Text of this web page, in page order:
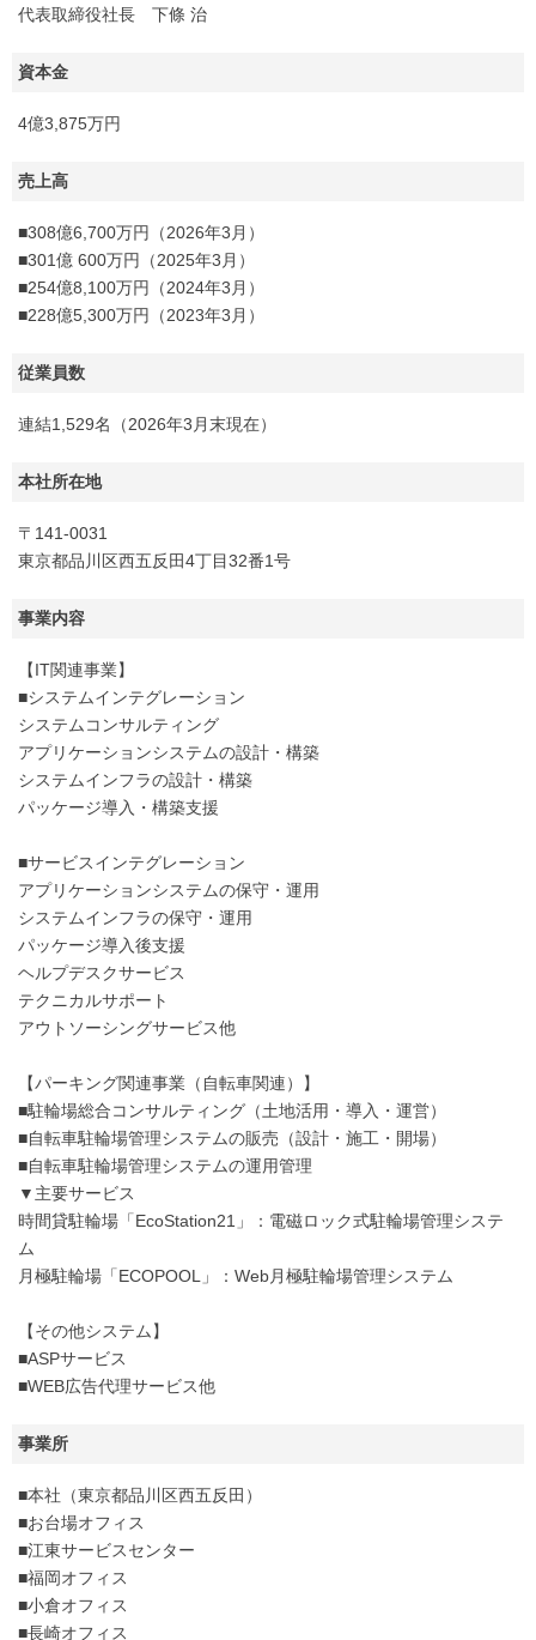
代表取締役社長 下條 治
資本金
4億3,875万円
売上高
■308億6,700万円（2026年3月）
■301億 600万円（2025年3月）
■254億8,100万円（2024年3月）
■228億5,300万円（2023年3月）
従業員数
連結1,529名（2026年3月末現在）
本社所在地
〒141-0031
東京都品川区西五反田4丁目32番1号
事業内容
【IT関連事業】
■システムインテグレーション
システムコンサルティング
アプリケーションシステムの設計・構築
システムインフラの設計・構築
パッケージ導入・構築支援
■サービスインテグレーション
アプリケーションシステムの保守・運用
システムインフラの保守・運用
パッケージ導入後支援
ヘルプデスクサービス
テクニカルサポート
アウトソーシングサービス他
【パーキング関連事業（自転車関連）】
■駐輪場総合コンサルティング（土地活用・導入・運営）
■自転車駐輪場管理システムの販売（設計・施工・開場）
■自転車駐輪場管理システムの運用管理
▼主要サービス
時間貸駐輪場「EcoStation21」：電磁ロック式駐輪場管理システ
ム
月極駐輪場「ECOPOOL」：Web月極駐輪場管理システム
【その他システム】
■ASPサービス
■WEB広告代理サービス他
事業所
■本社（東京都品川区西五反田）
■お台場オフィス
■江東サービスセンター
■福岡オフィス
■小倉オフィス
■長崎オフィス